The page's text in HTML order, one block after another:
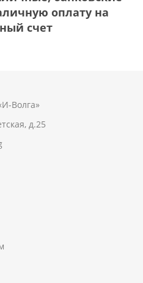
оплату на
счет
Волга»
д.25